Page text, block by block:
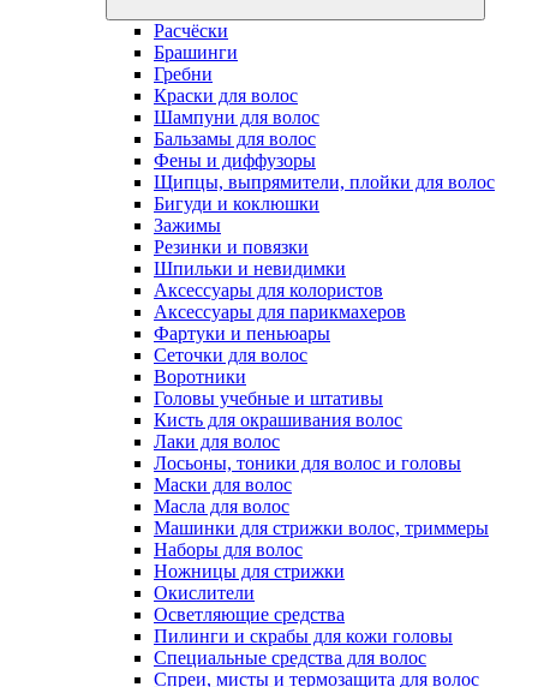
Расчёски
Брашинги
Гребни
Краски для волос
Шампуни для волос
Бальзамы для волос
Фены и диффузоры
Щипцы, выпрямители, плойки для волос
Бигуди и коклюшки
Зажимы
Резинки и повязки
Шпильки и невидимки
Аксессуары для колористов
Аксессуары для парикмахеров
Фартуки и пеньюары
Сеточки для волос
Воротники
Головы учебные и штативы
Кисть для окрашивания волос
Лаки для волос
Лосьоны, тоники для волос и головы
Маски для волос
Масла для волос
Машинки для стрижки волос, триммеры
Наборы для волос
Ножницы для стрижки
Окислители
Осветляющие средства
Пилинги и скрабы для кожи головы
Специальные средства для волос
Спреи, мисты и термозащита для волос